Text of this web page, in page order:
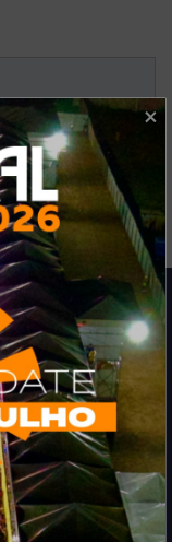
na região de
e muito mais.